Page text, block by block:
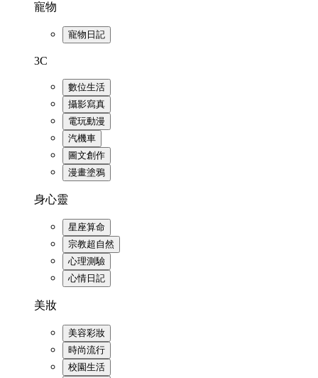
寵物
寵物日記
3C
數位生活
攝影寫真
電玩動漫
汽機車
圖文創作
漫畫塗鴉
身心靈
星座算命
宗教超自然
心理測驗
心情日記
美妝
美容彩妝
時尚流行
校園生活